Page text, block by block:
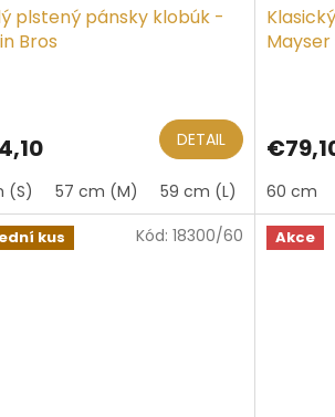
plstený pánsky klobúk -
Bros
DETAIL
(S) 57 cm (M) 59 cm (L) 61 cm (XL)
je
z
5
60 cm
kus Kód: 18300/60 Akce